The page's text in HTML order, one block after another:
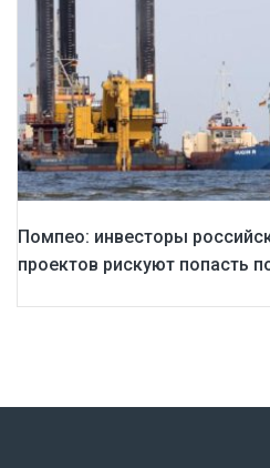
Помпео: инвесторы
проектов рискуют попасть